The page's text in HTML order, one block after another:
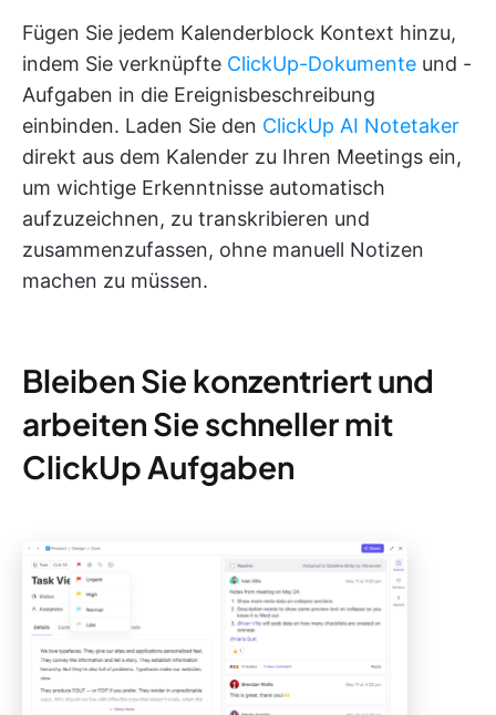
Fügen Sie jedem Kalenderblock Kontext hinzu,
indem Sie verknüpfte ClickUp-Dokumente und -
Aufgaben in die Ereignisbeschreibung
einbinden. Laden Sie den ClickUp AI Notetaker
direkt aus dem Kalender zu Ihren Meetings ein,
um wichtige Erkenntnisse automatisch
aufzuzeichnen, zu transkribieren und
zusammenzufassen, ohne manuell Notizen
machen zu müssen.
Bleiben Sie konzentriert und
arbeiten Sie schneller mit
ClickUp Aufgaben